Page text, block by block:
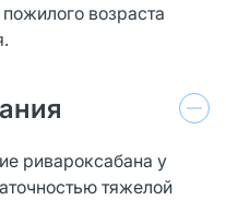
возраста
ривароксабана у
тяжелой